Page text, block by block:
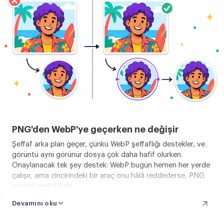
yükle
PNG'den WebP'ye geçerken ne değişir
Şeffaf arka plan geçer, çünkü WebP şeffaflığı destekler, ve
görüntü aynı görünür dosya çok daha hafif olurken.
Onaylanacak tek şey destek: WebP bugün hemen her yerde
çalışır, ama zincirindeki bir araç onu hâlâ reddederse, PNG
güvenli yedek kalır.
Devamını oku